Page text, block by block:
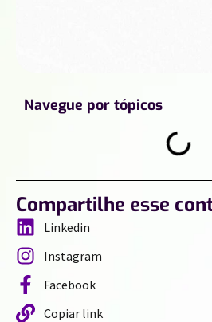
Navegue por tópicos
Compartilhe esse
Linkedin
Instagram
Facebook
Copiar link